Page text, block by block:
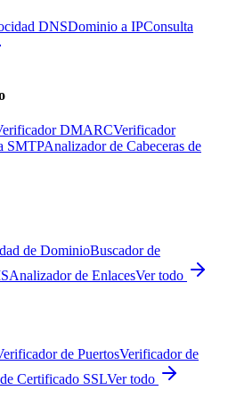
DNSDominio a IPConsulta
DMARCVerificador
SMTPAnalizador de Cabeceras de
de DominioBuscador de
Analizador de EnlacesVer todo
de PuertosVerificador de
Certificado SSLVer todo